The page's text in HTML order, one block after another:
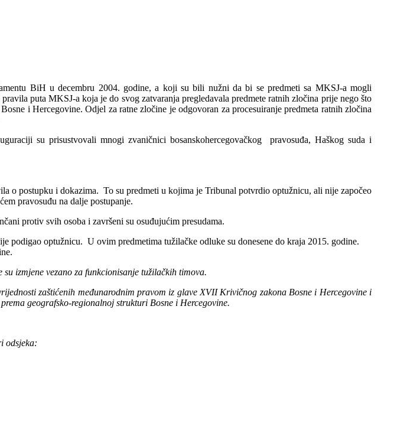
BiH u decembru 2004. godine, a koji su bili nužni da bi se predmeti sa MKSJ-a mogli
puta MKSJ-a koja je do svog zatvaranja pregledavala predmete ratnih zločina prije nego što
i Hercegovine. Odjel za ratne zločine je odgovoran za procesuiranje predmeta ratnih zločina
su prisustvovali mnogi zvaničnici bosanskohercegovačkog pravosuđa, Haškog suda i
o postupku i dokazima. To su predmeti u kojima je Tribunal potvrdio optužnicu, ali nije započeo
pravosuđu na dalje postupanje.
protiv svih osoba i završeni su osuđujućim presudama.
podigao optužnicu. U ovim predmetima tužilačke odluke su donesene do kraja 2015. godine.
izmjene vezano za funkcionisanje tužilačkih timova.
zaštićenih međunarodnim pravom iz glave XVII Krivičnog zakona Bosne i Hercegovine i
geografsko-regionalnoj strukturi Bosne i Hercegovine.
odsjeka: